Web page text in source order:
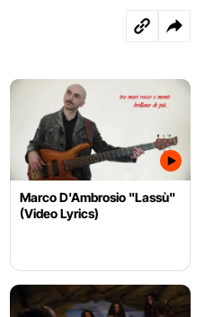
Marco D'Ambrosio "Lassù"
(Video Lyrics)